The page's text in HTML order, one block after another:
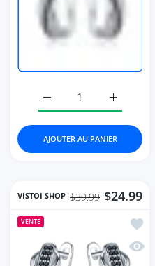
Augmenter la
AJOUTER AU PANIER
VISTOI SHOP $24.99
$39.99
VENTE